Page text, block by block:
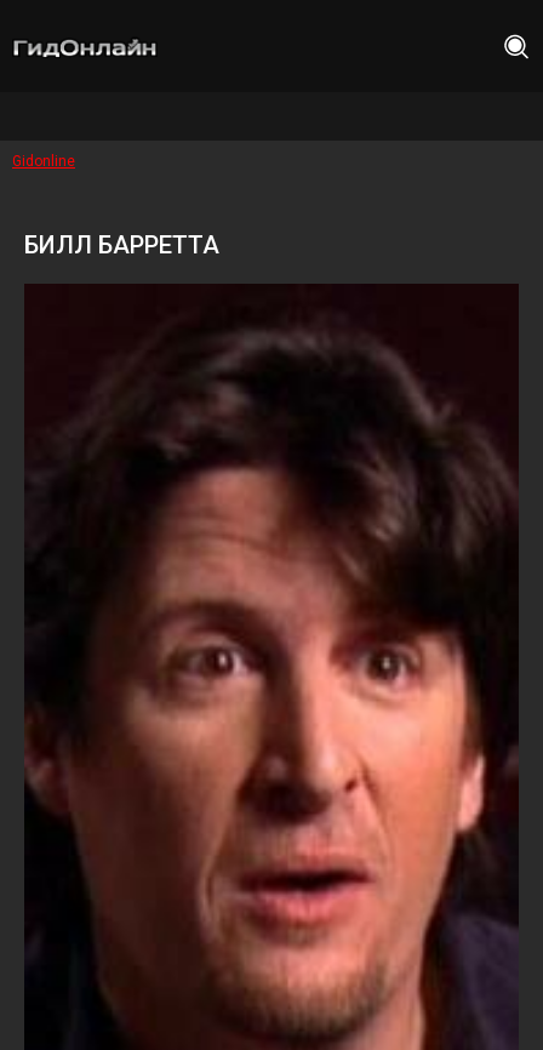
Gidonline
БИЛЛ БАРРЕТТА